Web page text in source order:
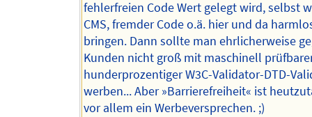
fehlerfreien Code Wert gelegt wird, selbst
CMS, fremder Code o.ä. hier und da
bringen. Dann sollte man ehrlicherweise
Kunden nicht groß mit maschinell
hunderprozentiger W3C-Validator-DTD-
werben... Aber »Barrierefreiheit« ist
vor allem ein Werbeversprechen. ;)